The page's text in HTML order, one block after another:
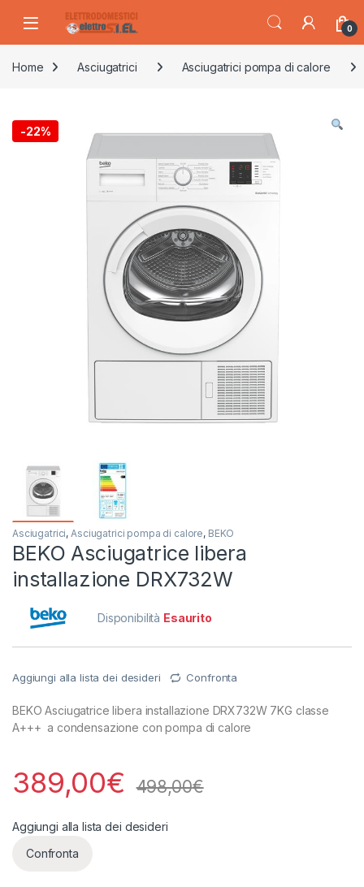
0
Home Asciugatrici Asciugatrici pompa di calore
-22%
Asciugatrici,Asciugatrici pompa di calore, BEKO
BEKO Asciugatrice libera
installazione DRX732W
Disponibilità Esaurito
Aggiungi alla lista dei desideri Confronta
BEKO Asciugatrice libera installazione DRX732W 7KG classe
A+++ a condensazione con pompa di calore
389,00€ 498,00€
Aggiungi alla lista dei desideri
Confronta